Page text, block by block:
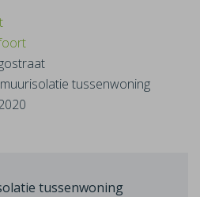
tussenwoning
tussenwoning